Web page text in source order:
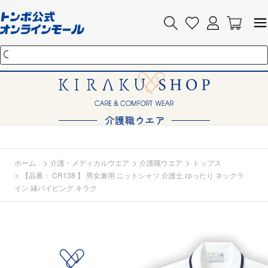
ホーム > 介護・メディカルウエア > 介護職ウエア > トップス
>
【品番： CR138 】 男女兼用 ニットシャツ 介護士 ゆったり ネックラ
イン 縁パイピング キラク